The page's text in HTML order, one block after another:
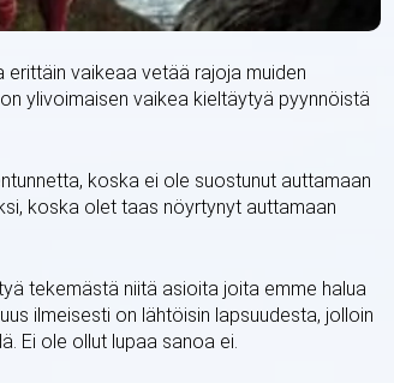
erittäin vaikeaa vetää rajoja muiden
ylivoimaisen vaikea kieltäytyä pyynnöistä
koska ei ole suostunut auttamaan
koska olet taas nöyrtynyt auttamaan
tekemästä niitä asioita joita emme halua
ilmeisesti on lähtöisin lapsuudesta, jolloin
Ei ole ollut lupaa sanoa ei.